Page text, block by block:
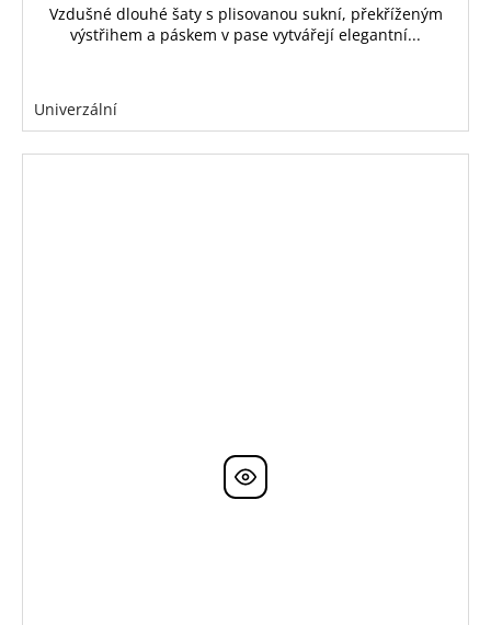
Vzdušné dlouhé šaty s plisovanou sukní, překříženým
výstřihem a páskem v pase vytvářejí elegantní...
Univerzální